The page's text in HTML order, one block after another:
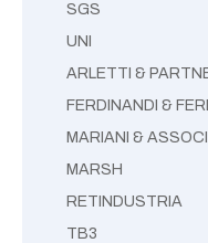
SGS
UNI
ARLETTI &
FERDINANDI &
MARIANI &
MARSH
RETINDUSTRIA
TB3